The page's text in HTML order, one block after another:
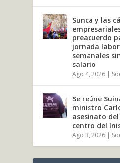
Sunca y las
preacuerdo
jornada
semanales
salario
Ago 4, 2026 |
Se reúne
ministro
asesinato del
centro del
Ago 3, 2026 |